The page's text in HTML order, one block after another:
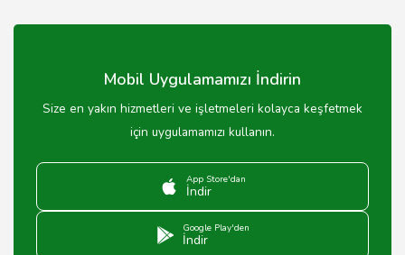
özellikle yoğun saatlerde yer ayırtmak faydalı olabilir.
Mobil Uygulamamızı İndirin
Size en yakın hizmetleri ve işletmeleri kolayca keşfetmek
için uygulamamızı kullanın.
App Store'dan
İndir
Google Play'den
İndir